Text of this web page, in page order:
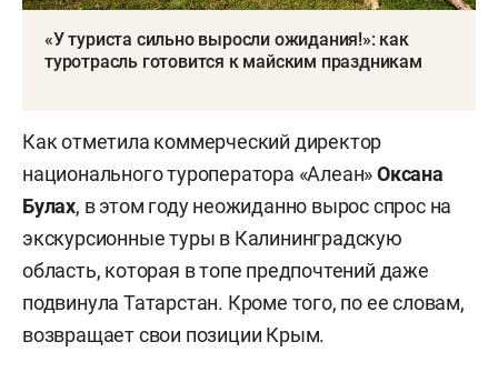
«У туриста сильно выросли ожидания!»: как
туротрасль готовится к майским праздникам
Как отметила коммерческий директор
национального туроператора «Алеан»Оксана
Булах, в этом году неожиданно вырос спрос на
экскурсионные туры в Калининградскую
область, которая в топе предпочтений даже
подвинула Татарстан. Кроме того, по ее словам,
возвращает свои позиции Крым.